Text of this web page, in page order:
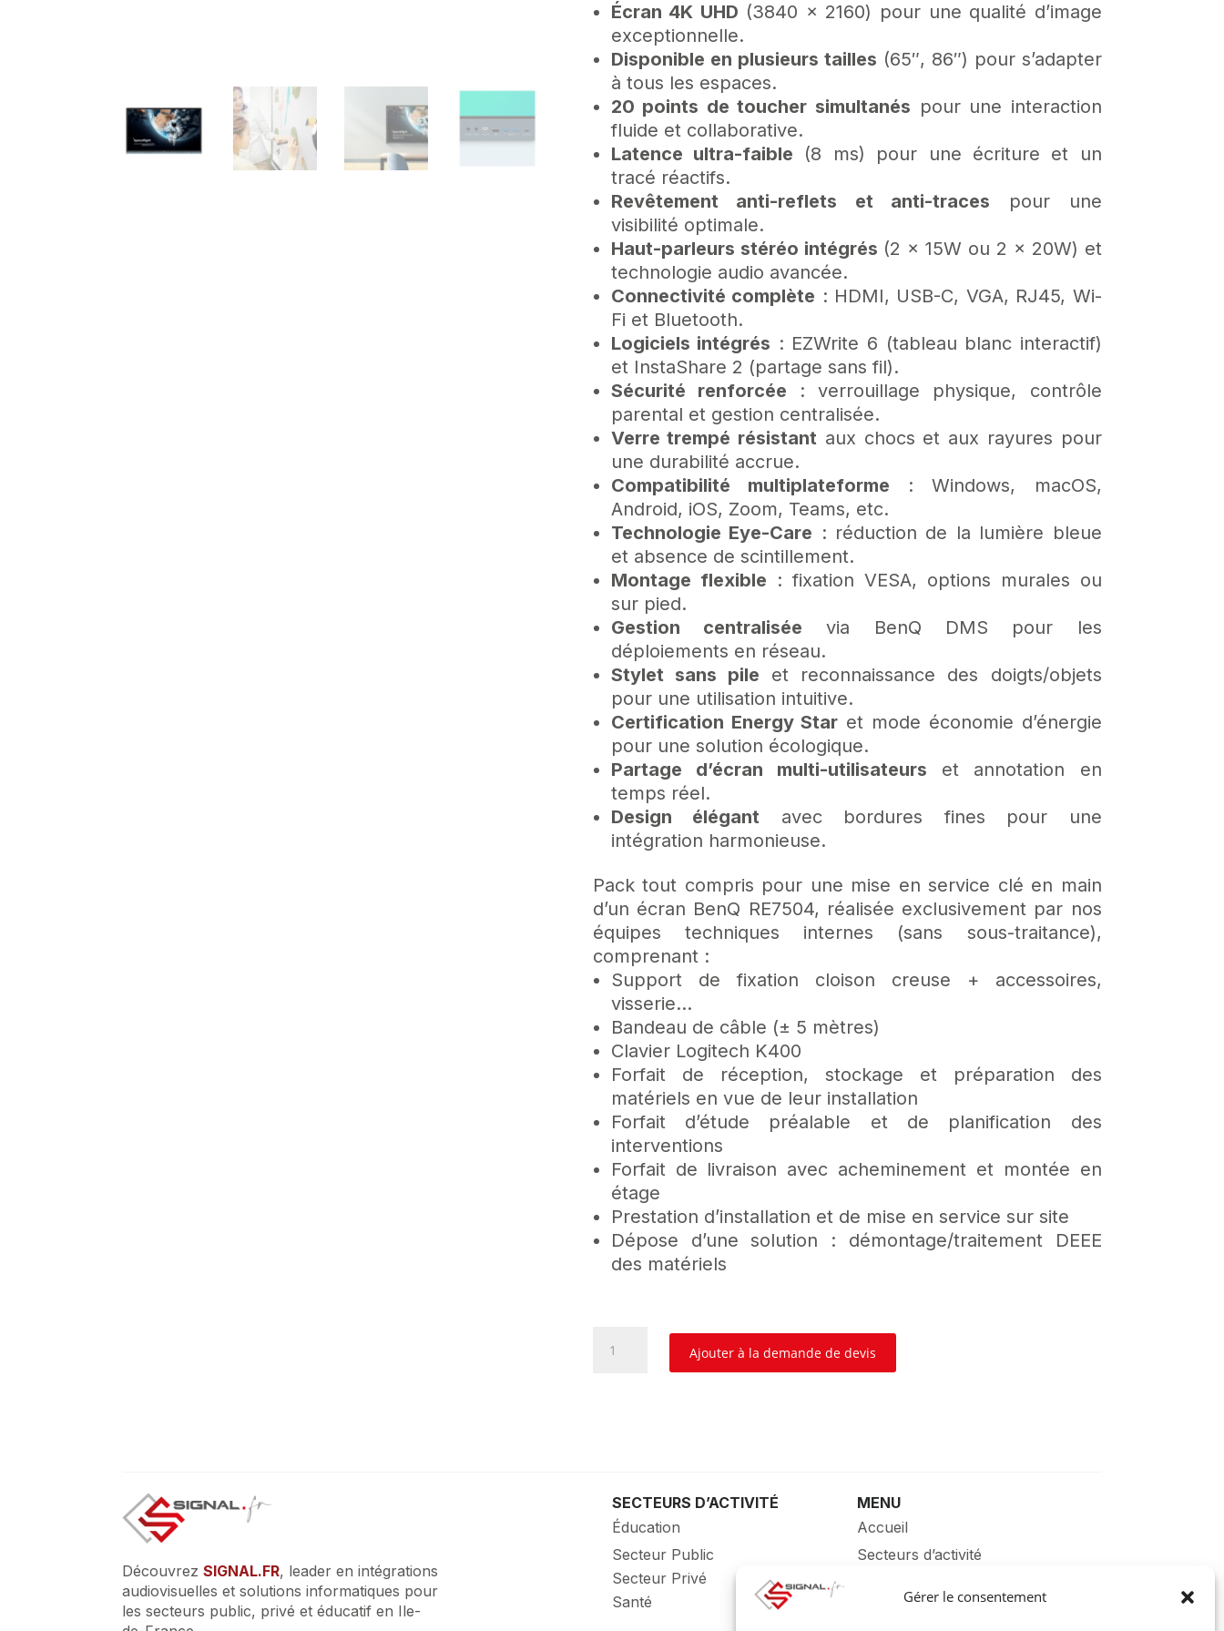
Gérer le consentement
Écran 4K UHD (3840 x 2160) pour une qualité d’image
exceptionnelle.
Disponible en plusieurs tailles (65″, 86″) pour s’adapter
à tous les espaces.
20 points de toucher simultanés pour une interaction
fluide et collaborative.
Latence ultra-faible (8 ms) pour une écriture et un
tracé réactifs.
Revêtement anti-reflets et anti-traces pour une
visibilité optimale.
Haut-parleurs stéréo intégrés (2 x 15W ou 2 x 20W) et
technologie audio avancée.
Connectivité complète : HDMI, USB-C, VGA, RJ45, Wi-
Fi et Bluetooth.
Logiciels intégrés : EZWrite 6 (tableau blanc interactif)
et InstaShare 2 (partage sans fil).
Sécurité renforcée : verrouillage physique, contrôle
parental et gestion centralisée.
Verre trempé résistant aux chocs et aux rayures pour
une durabilité accrue.
Compatibilité multiplateforme : Windows, macOS,
Android, iOS, Zoom, Teams, etc.
Technologie Eye-Care : réduction de la lumière bleue
et absence de scintillement.
Montage flexible : fixation VESA, options murales ou
sur pied.
Gestion centralisée via BenQ DMS pour les
déploiements en réseau.
Stylet sans pile et reconnaissance des doigts/objets
pour une utilisation intuitive.
Certification Energy Star et mode économie d’énergie
pour une solution écologique.
Partage d’écran multi-utilisateurs et annotation en
temps réel.
Design élégant avec bordures fines pour une
intégration harmonieuse.
Pack tout compris pour une mise en service clé en main
d’un écran BenQ RE7504, réalisée exclusivement par nos
équipes techniques internes (sans sous-traitance),
comprenant :
Support de fixation cloison creuse + accessoires,
visserie…
Bandeau de câble (± 5 mètres)
Clavier Logitech K400
Forfait de réception, stockage et préparation des
matériels en vue de leur installation
Forfait d’étude préalable et de planification des
interventions
Forfait de livraison avec acheminement et montée en
étage
Prestation d’installation et de mise en service sur site
Dépose d’une solution : démontage/traitement DEEE
des matériels
Ajouter à la demande de devis
DécouvrezSIGNAL.FR, leader en intégrations
audiovisuelles et solutions informatiques pour
les secteurs public, privé et éducatif en Ile-
SECTEURS D’ACTIVITÉ
Éducation
Secteur Public
Secteur Privé
Santé
MENU
Accueil
Secteurs d’activité